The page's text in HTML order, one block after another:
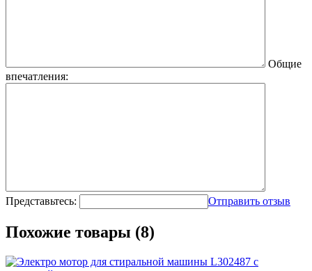
Общие
впечатления:
Представьтесь: Отправить отзыв
Похожие товары (8)